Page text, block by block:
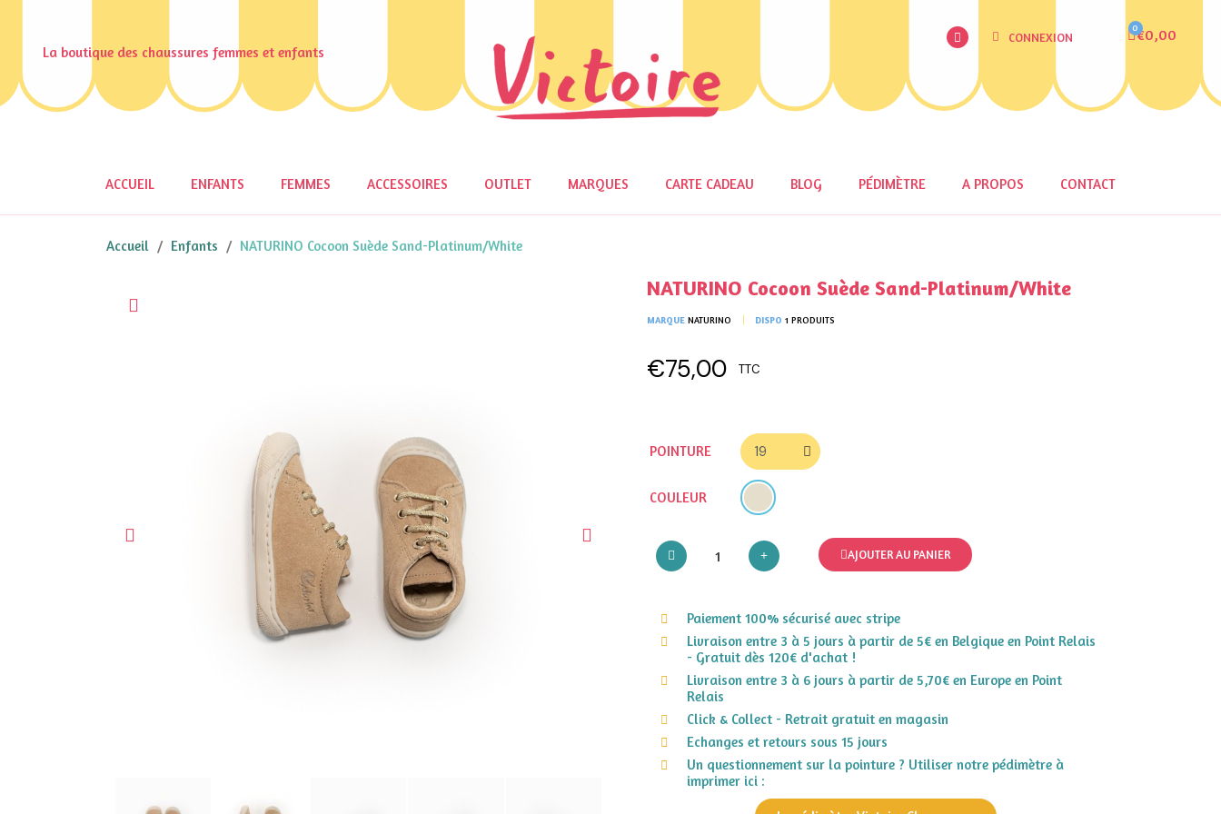
La boutique des chaussures femmes et enfants
CONNEXION €0,00
ACCUEIL ENFANTS FEMMES ACCESSOIRES OUTLET MARQUES CARTE CADEAU BLOG PÉDIMÈTRE A PROPOS CONTACT
Accueil Enfants NATURINO Cocoon Suède Sand-Platinum/White
NATURINO Cocoon Suède Sand-Platinum/White
MARQUE NATURINO DISPO 1 PRODUITS
€75,00 TTC
POINTURE
COULEUR
AJOUTER AU PANIER
Paiement 100% sécurisé avec stripe
Livraison entre 3 à 5 jours à partir de 5€ en Belgique en Point Relais
- Gratuit dès 120€ d'achat !
Livraison entre 3 à 6 jours à partir de 5,70€ en Europe en Point
Relais
Click & Collect - Retrait gratuit en magasin
Echanges et retours sous 15 jours
Un questionnement sur la pointure ? Utiliser notre pédimètre à
imprimer ici :